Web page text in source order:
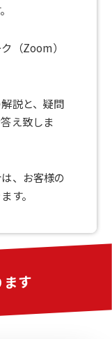
（Zoom）
説と、疑問
え致しま
、お客様の
す。
す